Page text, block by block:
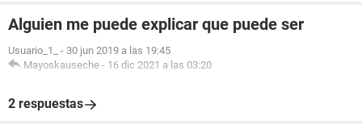
Alguien me puede explicar que puede ser
Usuario_1_ - 30 jun 2019 a las 19:45
Mayoskauseche - 16 dic 2021 a las 03:20
2 respuestas